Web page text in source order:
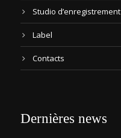
Studio d’enregistrement
Label
Contacts
Dernières news